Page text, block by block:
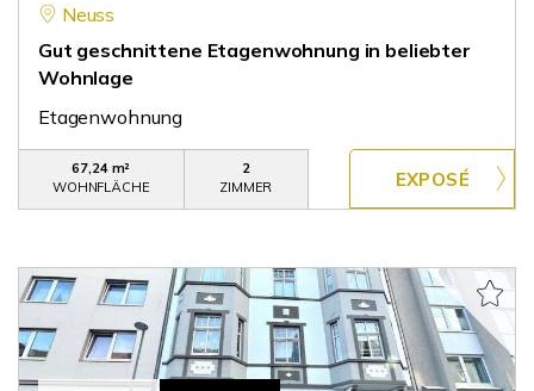
Neuss
Gut geschnittene Etagenwohnung in beliebter
Wohnlage
Etagenwohnung
67,24 m²
WOHNFLÄCHE
2
ZIMMER